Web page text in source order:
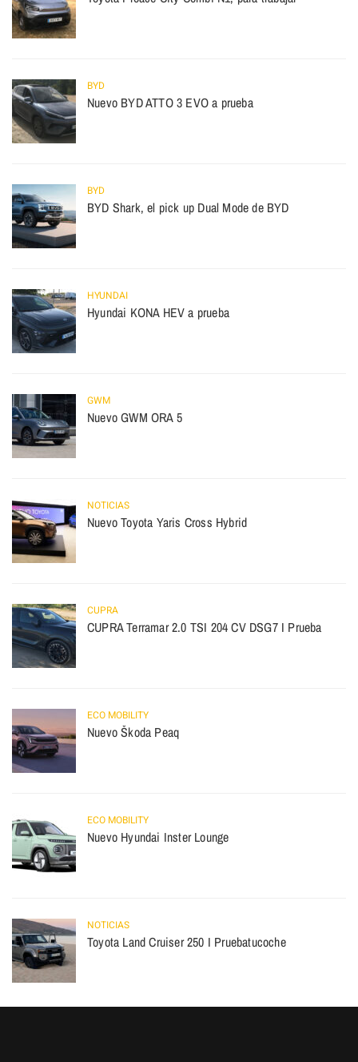
BYD
Nuevo BYD ATTO 3 EVO a prueba
BYD
BYD Shark, el pick up Dual Mode de BYD
HYUNDAI
Hyundai KONA HEV a prueba
GWM
Nuevo GWM ORA 5
NOTICIAS
Nuevo Toyota Yaris Cross Hybrid
CUPRA
CUPRA Terramar 2.0 TSI 204 CV DSG7 I Prueba
ECO MOBILITY
Nuevo Škoda Peaq
ECO MOBILITY
Nuevo Hyundai Inster Lounge
NOTICIAS
Toyota Land Cruiser 250 I Pruebatucoche